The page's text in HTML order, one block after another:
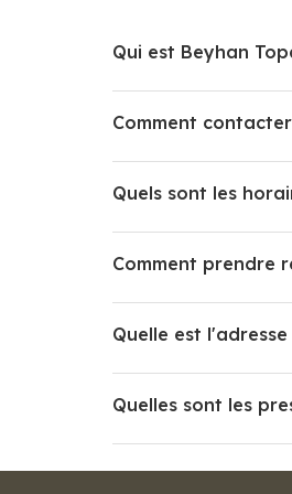
Qui est Beyhan
Comment
Quels sont les
Comment prendre
Quelle est
Quelles sont les